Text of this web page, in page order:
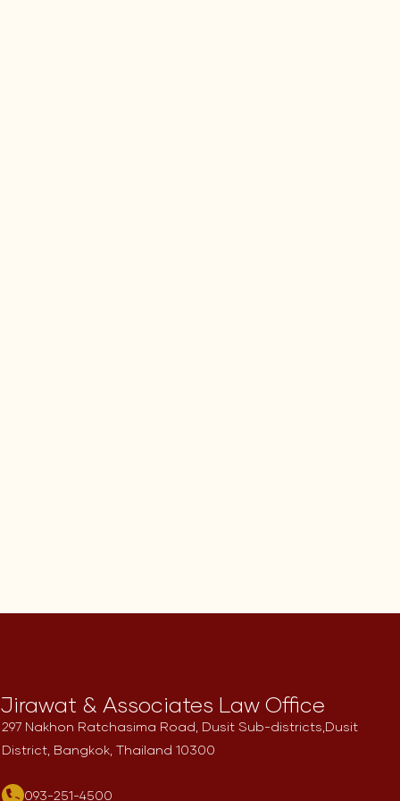
Jirawat & Associates Law Office
297 Nakhon Ratchasima Road, Dusit Sub-districts, Dusit
District, Bangkok, Thailand 10300
093-251-4500